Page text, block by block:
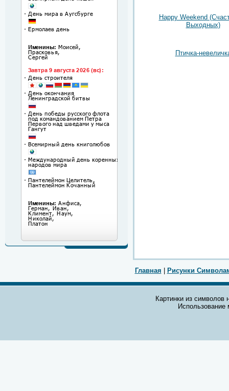
Happy Weekend
Выходных)
Птичка-
Главная Рисунки
Картинки из символов
Использование